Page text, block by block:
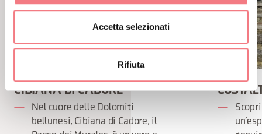
Accetta selezionati
Rifiuta
CIBIANA DI CADORE
Nel cuore delle Dolomiti
bellunesi, Cibiana di Cadore, il